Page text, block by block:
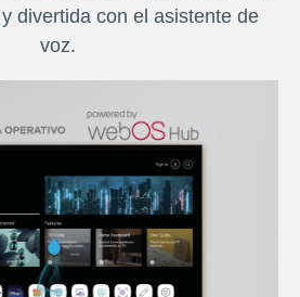
divertida con el asistente de
voz.